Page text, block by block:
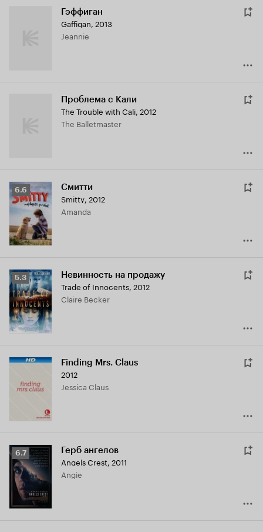
Гэффиган
Gaffigan, 2013
Jeannie
Проблема с Кали
The Trouble with Cali, 2012
The Balletmaster
Рейтинг
Кинопоиска
6.6
6.6 Смитти
Smitty, 2012
Amanda
Рейтинг
Кинопоиска
5.3
5.3 Невинность на продажу
Trade of Innocents, 2012
Claire Becker
Finding Mrs. Claus
2012
Jessica Claus
Рейтинг
Кинопоиска
6.7
6.7 Герб ангелов
Angels Crest, 2011
Angie